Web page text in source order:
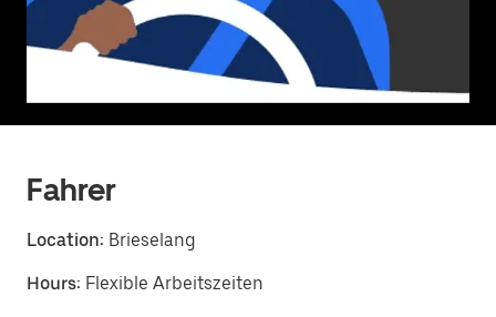
Fahrer
Location: Brieselang
Hours: Flexible Arbeitszeiten